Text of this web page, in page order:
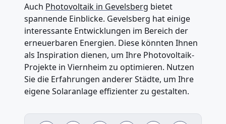
Auch Photovoltaik in Gevelsberg bietet
spannende Einblicke. Gevelsberg hat einige
interessante Entwicklungen im Bereich der
erneuerbaren Energien. Diese könnten Ihnen
als Inspiration dienen, um Ihre Photovoltaik-
Projekte in Viernheim zu optimieren. Nutzen
Sie die Erfahrungen anderer Städte, um Ihre
eigene Solaranlage effizienter zu gestalten.